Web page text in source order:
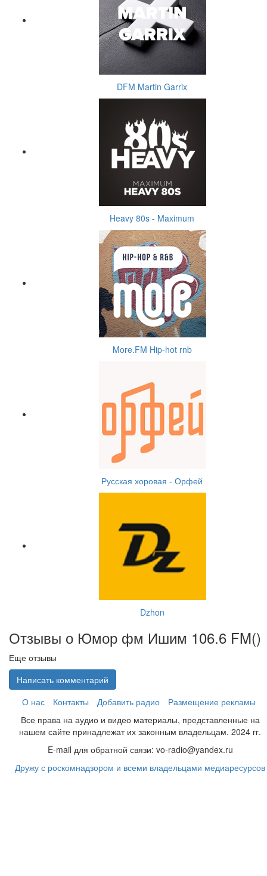
DFM Martin Garrix
Heavy 80s - Maximum
More.FM Hip-hot rnb
Русская хоровая - Орфей
Dzhon
Отзывы о Юмор фм Ишим 106.6 FM()
Еще отзывы
Написать комментарий
О нас
Контакты Добавить радио
Размещение рекламы
Все права на аудио и видео материалы, представленные на
нашем сайте принадлежат их законным владельцам. 2024 гг.
E-mail для обратной связи: vo-radio@yandex.ru
Дружу с роскомнадзором и всеми владельцами медиаресурсов